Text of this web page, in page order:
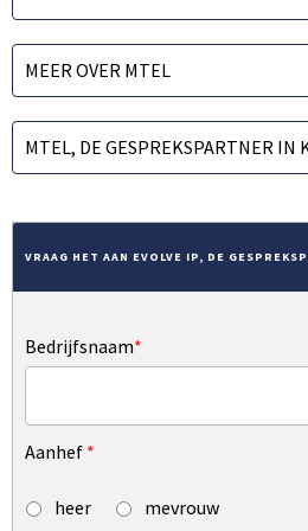
MEER OVER MTEL
MTEL, DE GESPREKSPARTNER IN
VRAAG HET AAN EVOLVE IP, DE
Bedrijfsnaam*
Aanhef *
heer mevrouw